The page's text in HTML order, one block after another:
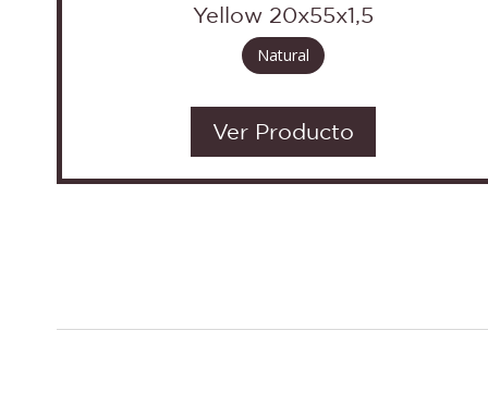
Yellow 20x55x1,5
Natural
Ver Producto